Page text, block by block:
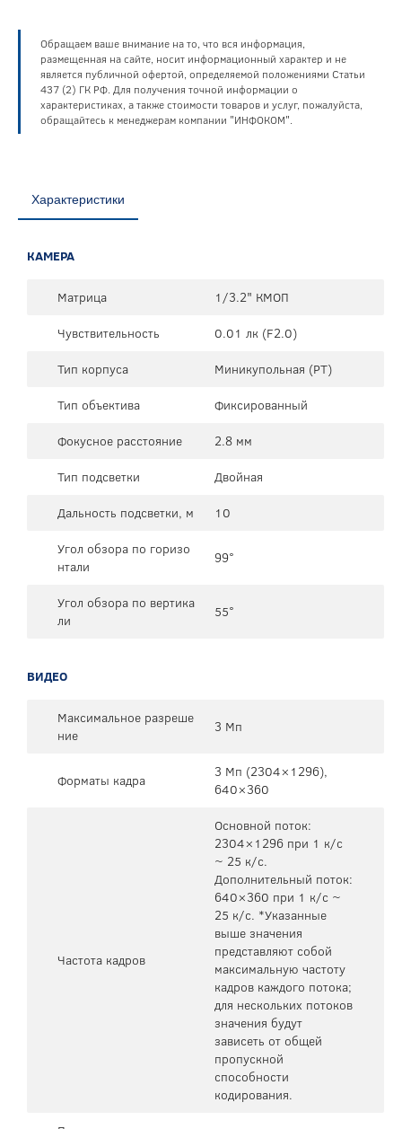
Обращаем ваше внимание на то, что вся информация,
размещенная на сайте, носит информационный характер и не
является публичной офертой, определяемой положениями Статьи
437 (2) ГК РФ. Для получения точной информации о
характеристиках, а также стоимости товаров и услуг, пожалуйста,
обращайтесь к менеджерам компании "ИНФОКОМ".
Характеристики
КАМЕРА
Матрица
1/3.2" КМОП
Чувствительность
0.01 лк (F2.0)
Тип корпуса
Миникупольная (PT)
Тип объектива
Фиксированный
Фокусное расстояние
2.8 мм
Тип подсветки
Двойная
Дальность подсветки, м
10
Угол обзора по горизо
нтали
99°
Угол обзора по вертика
ли
55°
ВИДЕО
Максимальное разреше
ние
3 Мп
Форматы кадра
3 Мп (2304×1296),
640×360
Частота кадров
Основной поток:
2304×1296 при 1 к/с
~ 25 к/с.
Дополнительный поток:
640×360 при 1 к/с ~
25 к/с. *Указанные
выше значения
представляют собой
максимальную частоту
кадров каждого потока;
для нескольких потоков
значения будут
зависеть от общей
пропускной
способности
кодирования.